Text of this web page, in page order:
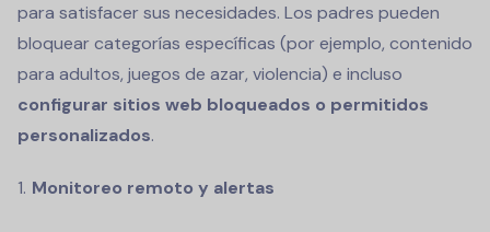
para satisfacer sus necesidades. Los padres pueden
bloquear categorías específicas (por ejemplo, contenido
para adultos, juegos de azar, violencia) e incluso
configurar sitios web bloqueados o permitidos
personalizados.
Monitoreo remoto y alertas